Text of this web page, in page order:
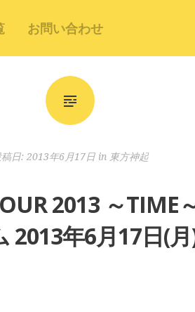
お問い合わせ
日: 2013年6月17日 in 東方神起
2013 ～TIME
2013年6月17日(